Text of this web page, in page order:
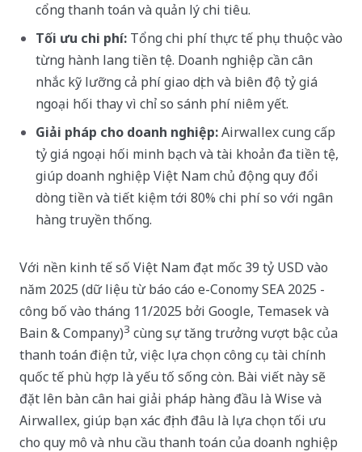
cổng thanh toán và quản lý chi tiêu.
Tối ưu chi phí: Tổng chi phí thực tế phụ thuộc vào
từng hành lang tiền tệ. Doanh nghiệp cần cân
nhắc kỹ lưỡng cả phí giao dịch và biên độ tỷ giá
ngoại hối thay vì chỉ so sánh phí niêm yết.
Giải pháp cho doanh nghiệp:Airwallex cung cấp
tỷ giá ngoại hối minh bạch và tài khoản đa tiền tệ,
giúp doanh nghiệp Việt Nam chủ động quy đổi
dòng tiền và tiết kiệm tới 80% chi phí so với ngân
hàng truyền thống.
Với nền kinh tế số Việt Nam đạt mốc 39 tỷ USD vào
năm 2025 (dữ liệu từ báo cáo e-Conomy SEA 2025 -
công bố vào tháng 11/2025 bởi Google, Temasek và
Bain & Company)3 cùng sự tăng trưởng vượt bậc của
thanh toán điện tử, việc lựa chọn công cụ tài chính
quốc tế phù hợp là yếu tố sống còn. Bài viết này sẽ
đặt lên bàn cân hai giải pháp hàng đầu là Wise và
Airwallex, giúp bạn xác định đâu là lựa chọn tối ưu
cho quy mô và nhu cầu thanh toán của doanh nghiệp